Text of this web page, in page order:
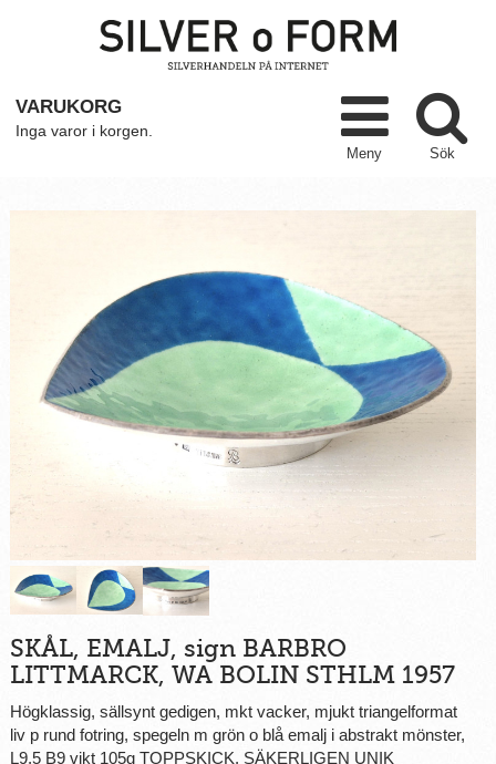
Sök
Meny
VARUKORG
Inga varor i korgen.
SKÅL, EMALJ, sign BARBRO
LITTMARCK, WA BOLIN STHLM 1957
Högklassig, sällsynt gedigen, mkt vacker, mjukt triangelformat
liv p rund fotring, spegeln m grön o blå emalj i abstrakt mönster,
L9,5 B9 vikt 105g TOPPSKICK, SÄKERLIGEN UNIK